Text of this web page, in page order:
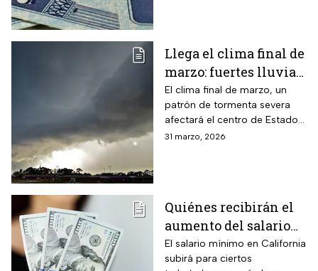
Llega el clima final de
marzo: fuertes lluvias
y riesgo de
inundaciones en EUA
El clima final de marzo, un
patrón de tormenta severa
afectará el centro de Estados
Unidos esta semana, dejará
31 marzo, 2026
Quiénes recibirán el
aumento del salario
mínimo en California
El salario mínimo en California
subirá para ciertos